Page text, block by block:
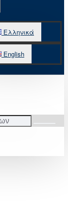
Ελληνικά
English